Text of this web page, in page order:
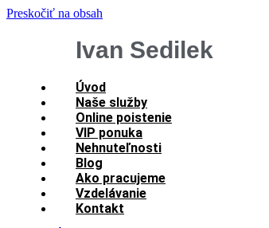
Preskočiť na obsah
Ivan Sedilek
Úvod
Naše služby
Online poistenie
VIP ponuka
Nehnuteľnosti
Blog
Ako pracujeme
Vzdelávanie
Kontakt